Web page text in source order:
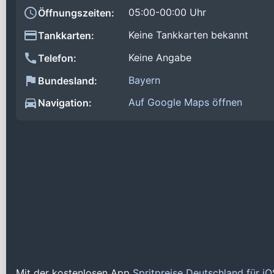
Öffnungszeiten:
05:00-00:00 Uhr
Tankkarten:
Keine Tankkarten bekannt
Telefon:
Keine Angabe
Bundesland:
Bayern
Navigation:
Auf Google Maps öffnen